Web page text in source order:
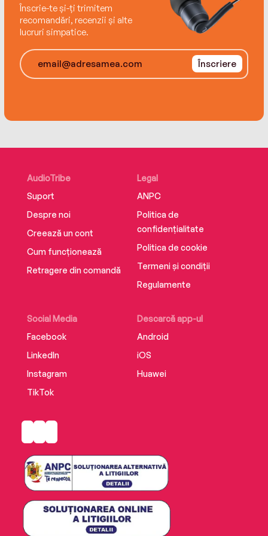
Înscrie-te și-ți trimitem
recomandări, recenzii și alte
lucruri simpatice.
Înscriere
AudioTribe
Suport
Despre noi
Creează un cont
Cum funcționează
Retragere din comandă
Social Media
Facebook
LinkedIn
Instagram
TikTok
Descarcă app-ul
Android
iOS
Huawei
Legal
ANPC
Politica de
confidențialitate
Politica de cookie
Termeni și condiții
Regulamente